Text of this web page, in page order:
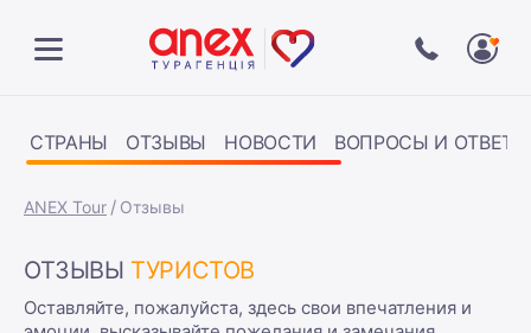
СТРАНЫ ОТЗЫВЫ НОВОСТИ ВОПРОСЫ И ОТВЕТЫ
ANEX Tour Отзывы
ОТЗЫВЫ ТУРИСТОВ
Оставляйте, пожалуйста, здесь свои впечатления и